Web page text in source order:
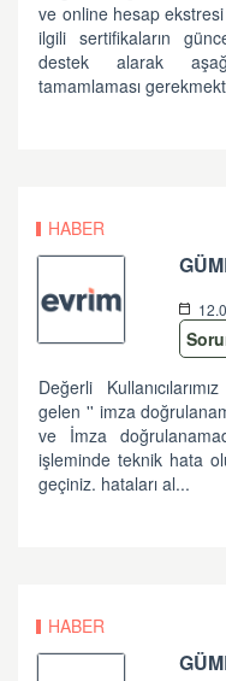
ve online hesap ekstresi
ilgili sertifikaların
destek alarak
tamamlaması
HABER
Değerli
gelen '' imza
ve İmza
işleminde teknik hata
geçiniz. hataları al...
HABER